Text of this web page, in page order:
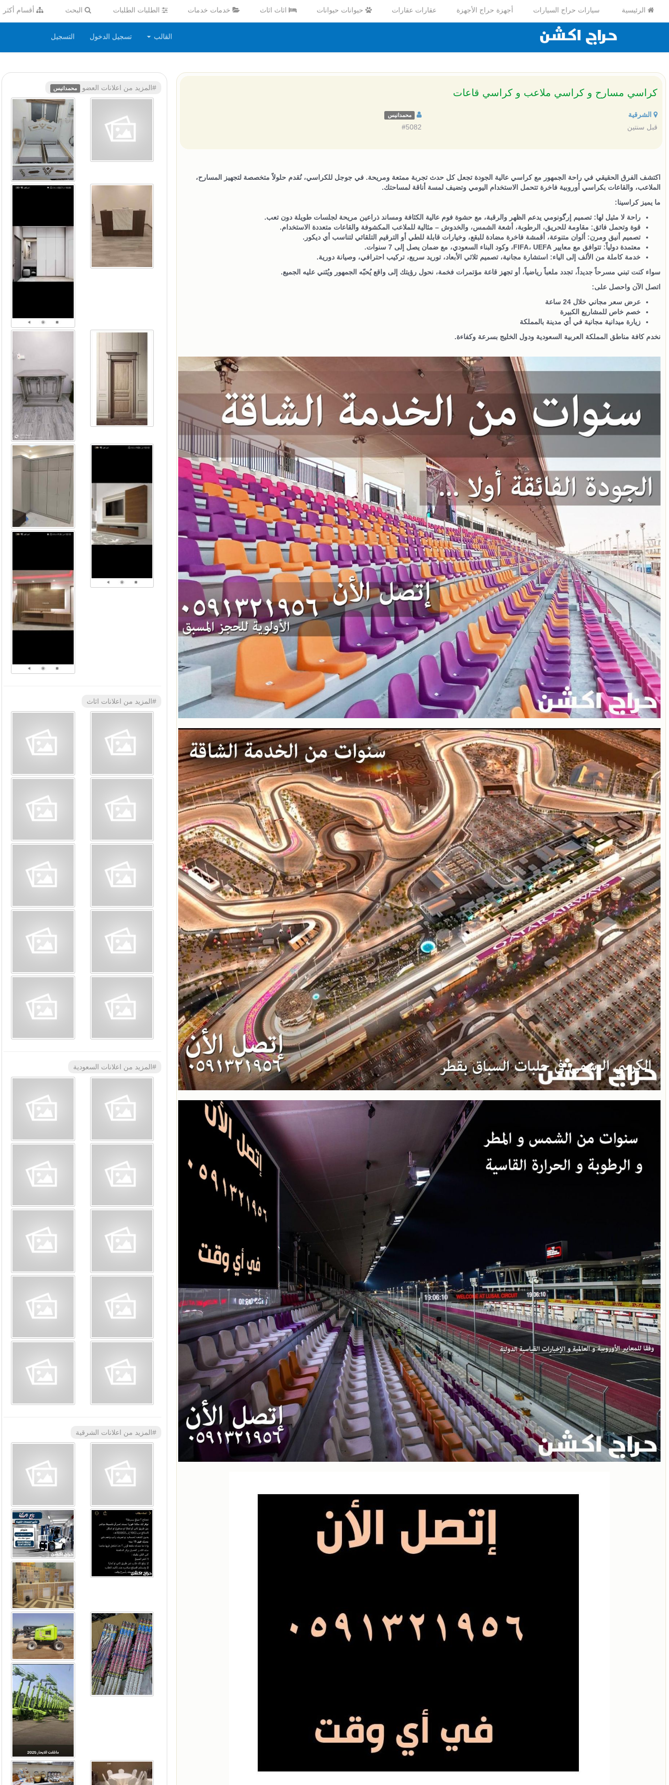
الرئيسية سيارات حراج السيارات أجهزة حراج الأجهزة عقارات عقارات حيوانات حيوانات اثاث اثاث خدمات خدمات الطلبات الطلبات البحث أقسام أكثر
القالب تسجيل الدخول التسجيل
كراسي مسارح و كراسي ملاعب و كراسي قاعات
الشرقية محمدانيس
قبل سنتين #5082
اكتشف الفرق الحقيقي في راحة الجمهور مع كراسي عالية الجودة تجعل كل حدث تجربة ممتعة ومريحة. في جوجل للكراسي، نُقدم حلولاً متخصصة لتجهيز المسارح،
الملاعب، والقاعات بكراسي أوروبية فاخرة تتحمل الاستخدام اليومي وتضيف لمسة أناقة لمساحتك.
ما يميز كراسينا:
راحة لا مثيل لها: تصميم إرگونومي يدعم الظهر والرقبة، مع حشوة فوم عالية الكثافة ومساند ذراعين مريحة لجلسات طويلة دون تعب.
قوة وتحمل فائق: مقاومة للحريق، الرطوبة، أشعة الشمس، والخدوش – مثالية للملاعب المكشوفة والقاعات متعددة الاستخدام.
تصميم أنيق ومرن: ألوان متنوعة، أقمشة فاخرة مضادة للبقع، وخيارات قابلة للطي أو الترقيم التلقائي لتناسب أي ديكور.
معتمدة دولياً: تتوافق مع معايير FIFA، UEFA، وكود البناء السعودي، مع ضمان يصل إلى 7 سنوات.
خدمة كاملة من الألف إلى الياء: استشارة مجانية، تصميم ثلاثي الأبعاد، توريد سريع، تركيب احترافي، وصيانة دورية.
سواء كنت تبني مسرحاً جديداً، تجدد ملعباً رياضياً، أو تجهز قاعة مؤتمرات فخمة، نحول رؤيتك إلى واقع يُحبّه الجمهور ويُثني عليه الجميع.
اتصل الآن واحصل على:
عرض سعر مجاني خلال 24 ساعة
خصم خاص للمشاريع الكبيرة
زيارة ميدانية مجانية في أي مدينة بالمملكة
نخدم كافة مناطق المملكة العربية السعودية ودول الخليج بسرعة وكفاءة.
#المزيد من اعلانات العضو محمدانيس
#المزيد من اعلانات اثاث
#المزيد من اعلانات السعودية
#المزيد من اعلانات الشرقية